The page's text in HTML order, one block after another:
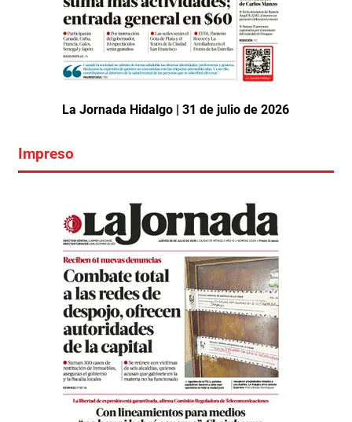
La Jornada Hidalgo | 31 de julio de 2026
Impreso